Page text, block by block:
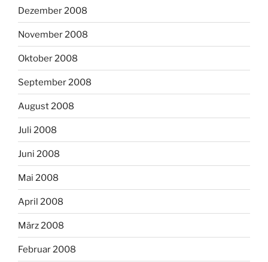
Dezember 2008
November 2008
Oktober 2008
September 2008
August 2008
Juli 2008
Juni 2008
Mai 2008
April 2008
März 2008
Februar 2008